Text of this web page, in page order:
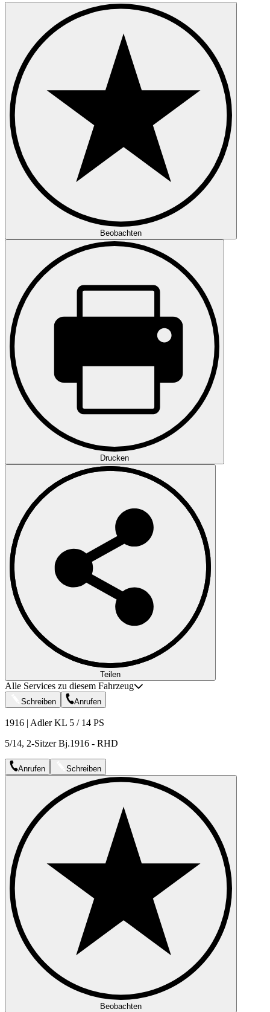
Beobachten
Drucken
Teilen
Alle Services zu diesem Fahrzeug
Schreiben Anrufen
1916 | Adler KL 5 / 14 PS
5/14, 2-Sitzer Bj.1916 - RHD
Anrufen Schreiben
Beobachten